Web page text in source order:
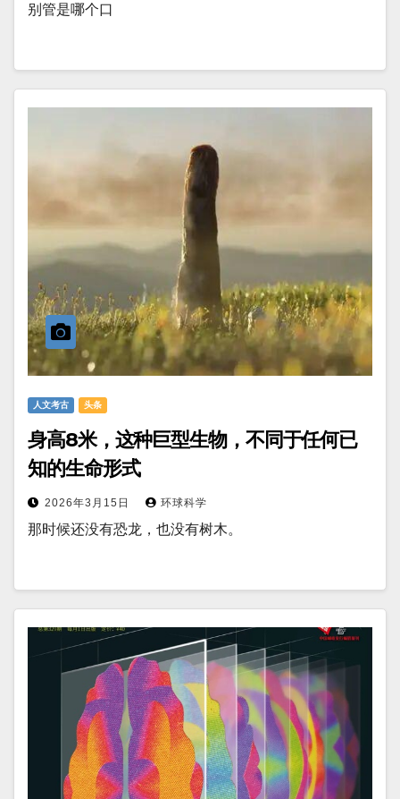
别管是哪个口
人文考古 头条
身高8米，这种巨型生物，不同于任何已
知的生命形式
2026年3月15日 环球科学
那时候还没有恐龙，也没有树木。